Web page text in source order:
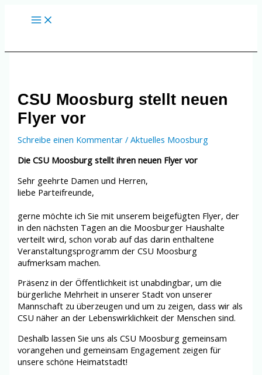
CSU Moosburg stellt neuen
Flyer vor
Schreibe einen Kommentar /Aktuelles Moosburg
Die CSU Moosburg stellt ihren neuen Flyer vor
Sehr geehrte Damen und Herren,
liebe Parteifreunde,
gerne möchte ich Sie mit unserem beigefügten Flyer, der
in den nächsten Tagen an die Moosburger Haushalte
verteilt wird, schon vorab auf das darin enthaltene
Veranstaltungsprogramm der CSU Moosburg
aufmerksam machen.
Präsenz in der Öffentlichkeit ist unabdingbar, um die
bürgerliche Mehrheit in unserer Stadt von unserer
Mannschaft zu überzeugen und um zu zeigen, dass wir als
CSU näher an der Lebenswirklichkeit der Menschen sind.
Deshalb lassen Sie uns als CSU Moosburg gemeinsam
vorangehen und gemeinsam Engagement zeigen für
unsere schöne Heimatstadt!